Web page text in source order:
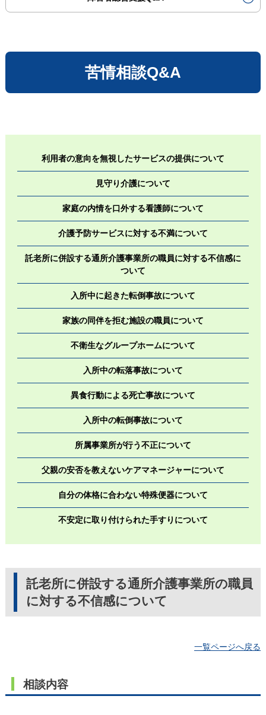
苦情相談Q&A
利用者の意向を無視したサービスの提供について
見守り介護について
家庭の内情を口外する看護師について
介護予防サービスに対する不満について
託老所に併設する通所介護事業所の職員に対する不信感に
ついて
入所中に起きた転倒事故について
家族の同伴を拒む施設の職員について
不衛生なグループホームについて
入所中の転落事故について
異食行動による死亡事故について
入所中の転倒事故について
所属事業所が行う不正について
父親の安否を教えないケアマネージャーについて
自分の体格に合わない特殊便器について
不安定に取り付けられた手すりについて
託老所に併設する通所介護事業所の職員
に対する不信感について
一覧ページへ戻る
相談内容